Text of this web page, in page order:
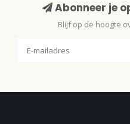
Abonneer je
Blijf op de hoogte